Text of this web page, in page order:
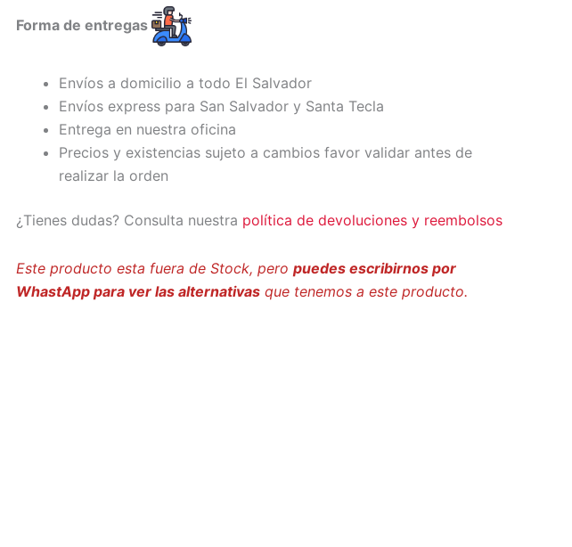
Forma de entregas
Envíos a domicilio a todo El Salvador
Envíos express para San Salvador y Santa Tecla
Entrega en nuestra oficina
Precios y existencias sujeto a cambios favor validar antes de
realizar la orden
¿Tienes dudas? Consulta nuestra política de devoluciones y reembolsos
Este producto esta fuera de Stock, pero puedes escribirnos por
WhastApp para ver las alternativas que tenemos a este producto.